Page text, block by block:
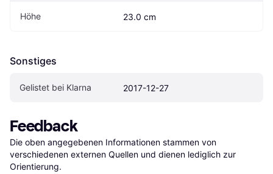
Höhe 23.0 cm
Sonstiges
Gelistet bei Klarna 2017-12-27
Feedback
Die oben angegebenen Informationen stammen von
verschiedenen externen Quellen und dienen lediglich zur
Orientierung.